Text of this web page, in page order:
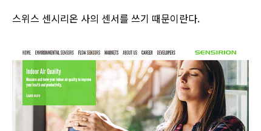
스위스 센시리온 사의 센서를 쓰기 때문이란다.